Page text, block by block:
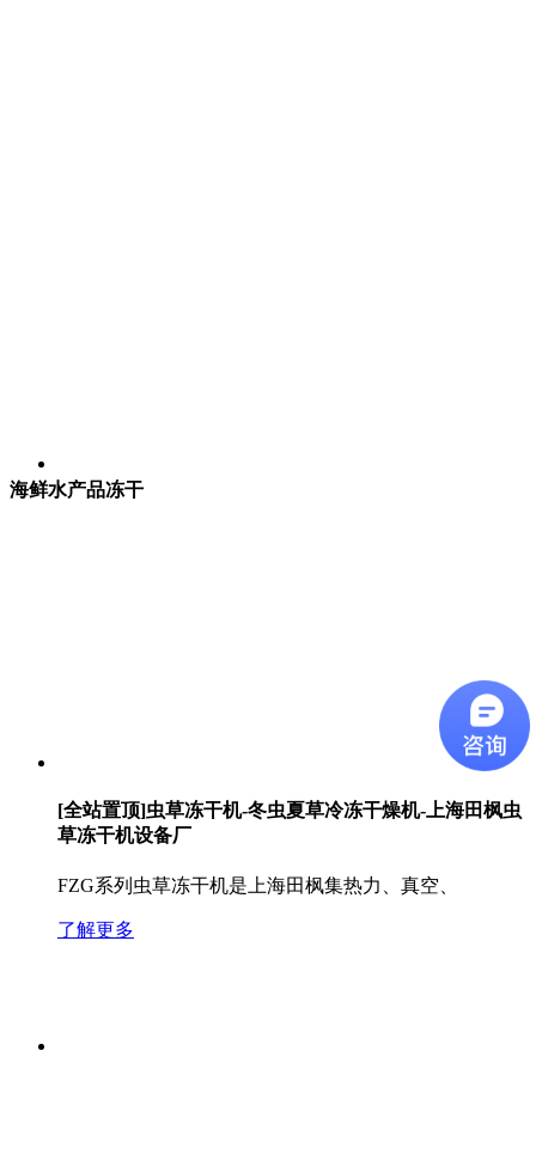
海鲜水产品冻干
[全站置顶]虫草冻干机-冬虫夏草冷冻干燥机-上海田枫虫
草冻干机设备厂
FZG系列虫草冻干机是上海田枫集热力、真空、
了解更多